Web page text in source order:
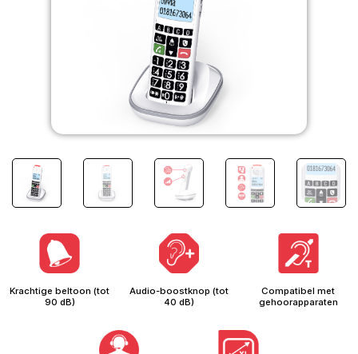
Krachtige beltoon (tot
90 dB)
Audio-boostknop (tot
40 dB)
Compatibel met
gehoorapparaten